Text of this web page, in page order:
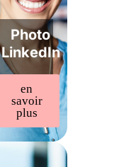
Photo
LinkedIn
en
savoir
plus